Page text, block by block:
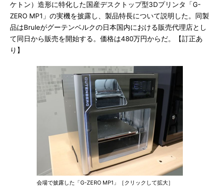
ケトン）造形に特化した国産デスクトップ型3Dプリンタ「G-
ZERO MP1」の実機を披露し、製品特長について説明した。同製
品はBruleがグーテンベルクの日本国内における販売代理店とし
て同日から販売を開始する。価格は480万円からだ。【訂正あ
り】
会場で披露した「G-ZERO MP1」［クリックして拡大］